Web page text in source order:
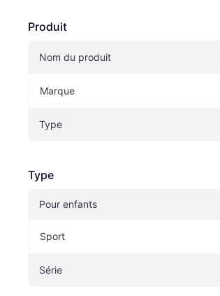
Produit
Nom du produit
Marque
Type
Type
Pour enfants
Sport
Série